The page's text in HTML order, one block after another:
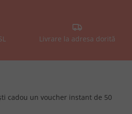
Livrare la adresa dorită
cadou un voucher instant de 50